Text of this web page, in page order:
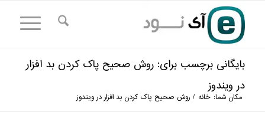
بایگانی برچسب برای: روش صحیح پاک کردن بد افزار
در ویندوز
مکان شما: خانه / روش صحیح پاک کردن بد افزار در ویندوز